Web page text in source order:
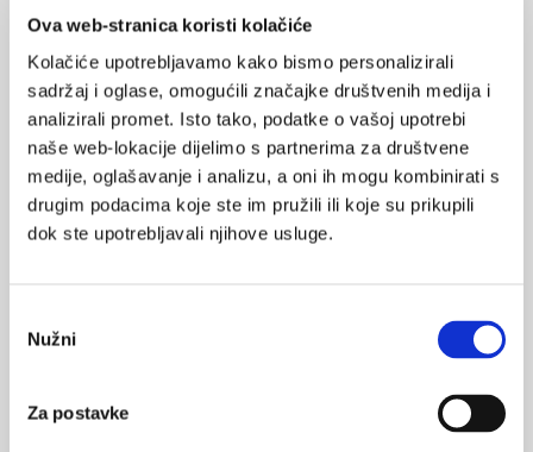
Ova web-stranica koristi kolačiće
Kolačiće upotrebljavamo kako bismo personalizirali
sadržaj i oglase, omogućili značajke društvenih medija i
analizirali promet. Isto tako, podatke o vašoj upotrebi
naše web-lokacije dijelimo s partnerima za društvene
medije, oglašavanje i analizu, a oni ih mogu kombinirati s
drugim podacima koje ste im pružili ili koje su prikupili
dok ste upotrebljavali njihove usluge.
pristanka
Nužni
Za postavke
poremećaji javljaju u 2,5% - 8% oboljelih od epilepsije.
Psihotični poremećaji su kod epilepsije uglavnom više
karakterizirani halucinacijama i sumanutim idejamanego
neprimjerenim afektom, kognitivnom dezorganizacijom i
motornom usporenošću. Dio mozga u kojem nastaje izvorište
epileptičkog napada ima važnu ulogu u karakteristikama
psihijatrijskog poremećaja, tako npr. abnormalnosti
temporalnog režnja kod pacijenata s epilepsijom mogu biti
Senzorne abnormalnosti
Izvještaji vezani za ovaj
fenomen sežu do 1800. godine, davno prije pojave